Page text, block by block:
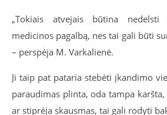
„Tokiais atvejais būtina
medicinos pagalbą, nes tai gali būti
– perspėja M. Varkalienė.
Ji taip pat pataria stebėti įkandimo
paraudimas plinta, oda tampa
ar stiprėja skausmas, tai gali rodyti